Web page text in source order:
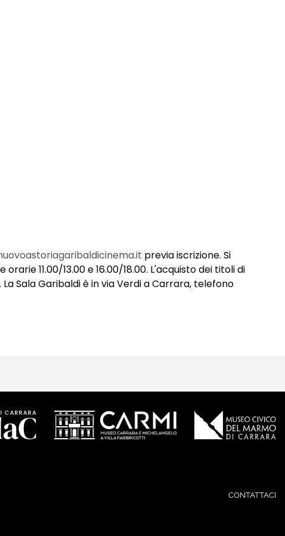
previa iscrizione. Si
11.00/13.00 e 16.00/18.00. L'acquisto dei titoli di
Sala Garibaldi è in via Verdi a Carrara, telefono
CONTATTACI